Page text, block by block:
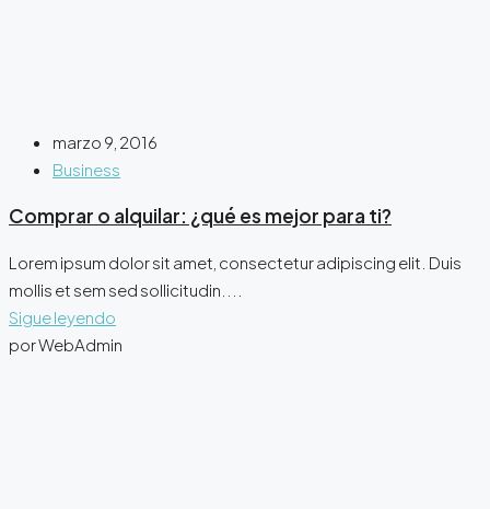
marzo 9, 2016
Business
Comprar o alquilar: ¿qué es mejor para ti?
Lorem ipsum dolor sit amet, consectetur adipiscing elit. Duis
mollis et sem sed sollicitudin....
Sigue leyendo
por WebAdmin